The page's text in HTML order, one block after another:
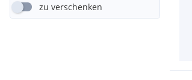
zu verschenken